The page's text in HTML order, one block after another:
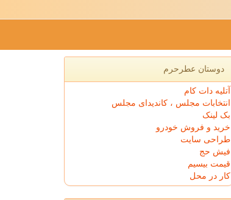
دوستان عطرحرم
آتلیه دات کام
انتخابات مجلس ، کاندیدای مجلس
بک لینک
خرید و فروش خودرو
طراحی سایت
فیش حج
قیمت بیسیم
کار در محل